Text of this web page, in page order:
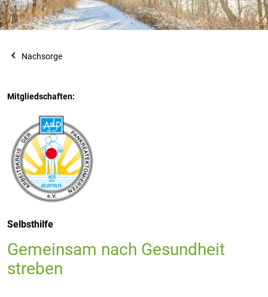
navigate_before Nachsorge
Mitgliedschaften:
Selbsthilfe
Gemeinsam nach Gesundheit
streben